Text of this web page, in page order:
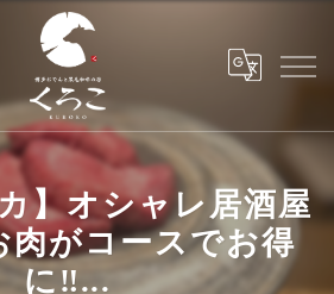
】オシャレ居酒屋
肉がコースでお得
に‼️...